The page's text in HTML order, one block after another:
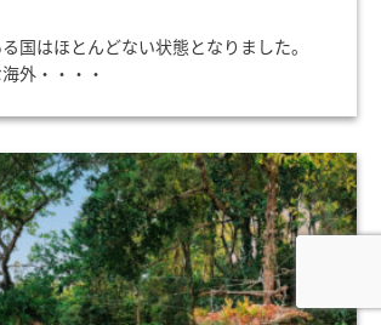
国はほとんどない状態となりました。
外・・・・